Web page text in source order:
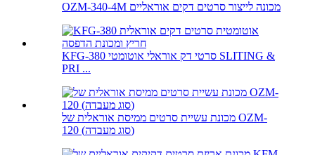
OZM-340-4M מכונה לייצור סרטים דקים אוראליים
KFG-380 סרטי דק אוראלי אוטומטי SLITING &
PRI ...
מכונת עשיית סרטים ממיסת אוראלית של OZM-
120 (סוג מעבדה)